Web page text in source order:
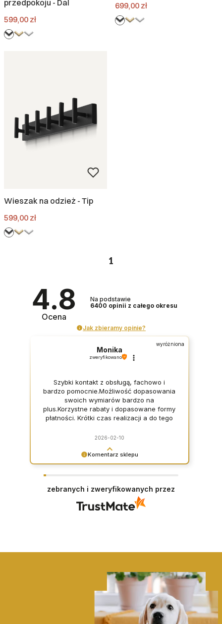
przedpokoju - Dal
Cena
599,00 zł
Cena
699,00 zł
Wieszak na odzież - Tip
Cena
599,00 zł
1
4.8
Ocena
Na podstawie
6400 opinii z całego okresu
Jak zbieramy opinie?
Komentarz sklepu
wyróżniona
Monika
zweryfikowano
Szybki kontakt z obsługą, fachowo i
bardzo pomocnie.Możliwość dopasowania
swoich wymiarów bardzo na
plus.Korzystne rabaty i dopasowane formy
płatności. Krótki czas realizacji a do tego
jakość produktu, nowoczesny
2026-02-10
zebranych i zweryfikowanych przez